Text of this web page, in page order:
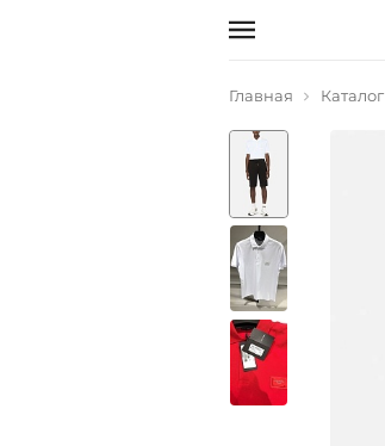
Главная Каталог